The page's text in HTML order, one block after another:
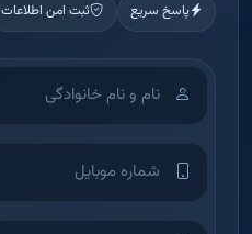
پاسخ سریع ثبت امن اطلاعات